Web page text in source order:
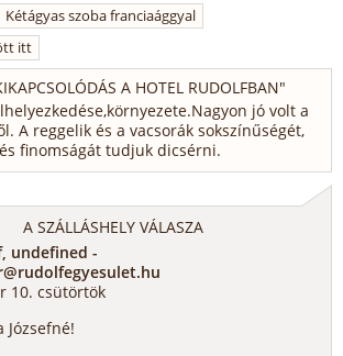
Kétágyas szoba franciaággyal
itt
A HOTEL RUDOLFBAN"
jó volt a
A reggelik és a vacsorák sokszínűségét,
finomságát tudjuk dicsérni.
A SZÁLLÁSHELY VÁLASZA
undefined -
10. csütörtök
Józsefné!